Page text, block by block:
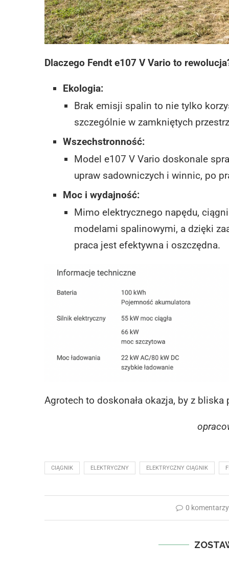
Dlaczego Fendt e107 V Vario to
Ekologia:
Brak emisji spalin to nie tylko
szczególnie w zamkniętych
Wszechstronność:
Model e107 V Vario doskonale
upraw sadowniczych i winnic, po
Moc i wydajność:
Mimo elektrycznego napędu,
modelami spalinowymi, a dzięki
praca jest efektywna i oszczędna.
Agrotech to doskonała okazja, by z
CIĄGNIK ELEKTRYCZNY ELEKTRYCZNY CIĄGNIK
0 komentarzy